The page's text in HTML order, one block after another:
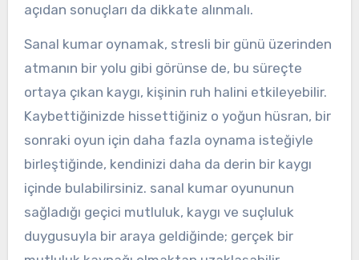
açıdan sonuçları da dikkate alınmalı.
Sanal kumar oynamak, stresli bir günü üzerinden
atmanın bir yolu gibi görünse de, bu süreçte
ortaya çıkan kaygı, kişinin ruh halini etkileyebilir.
Kaybettiğinizde hissettiğiniz o yoğun hüsran, bir
sonraki oyun için daha fazla oynama isteğiyle
birleştiğinde, kendinizi daha da derin bir kaygı
içinde bulabilirsiniz. sanal kumar oyununun
sağladığı geçici mutluluk, kaygı ve suçluluk
duygusuyla bir araya geldiğinde; gerçek bir